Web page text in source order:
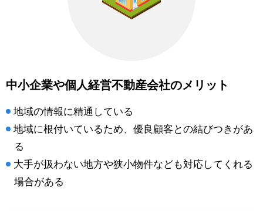
中小企業や個人経営不動産会社のメリット
地域の情報に精通している
地域に根付いているため、優良顧客との結びつきがあ
る
大手が扱わない地方や狭小物件なども対応してくれる
場合がある